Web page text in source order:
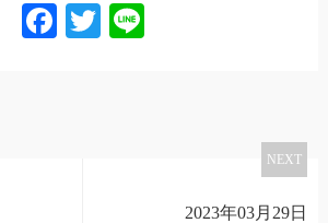
Facebook
Twitter
NEXT
2023年03月29日